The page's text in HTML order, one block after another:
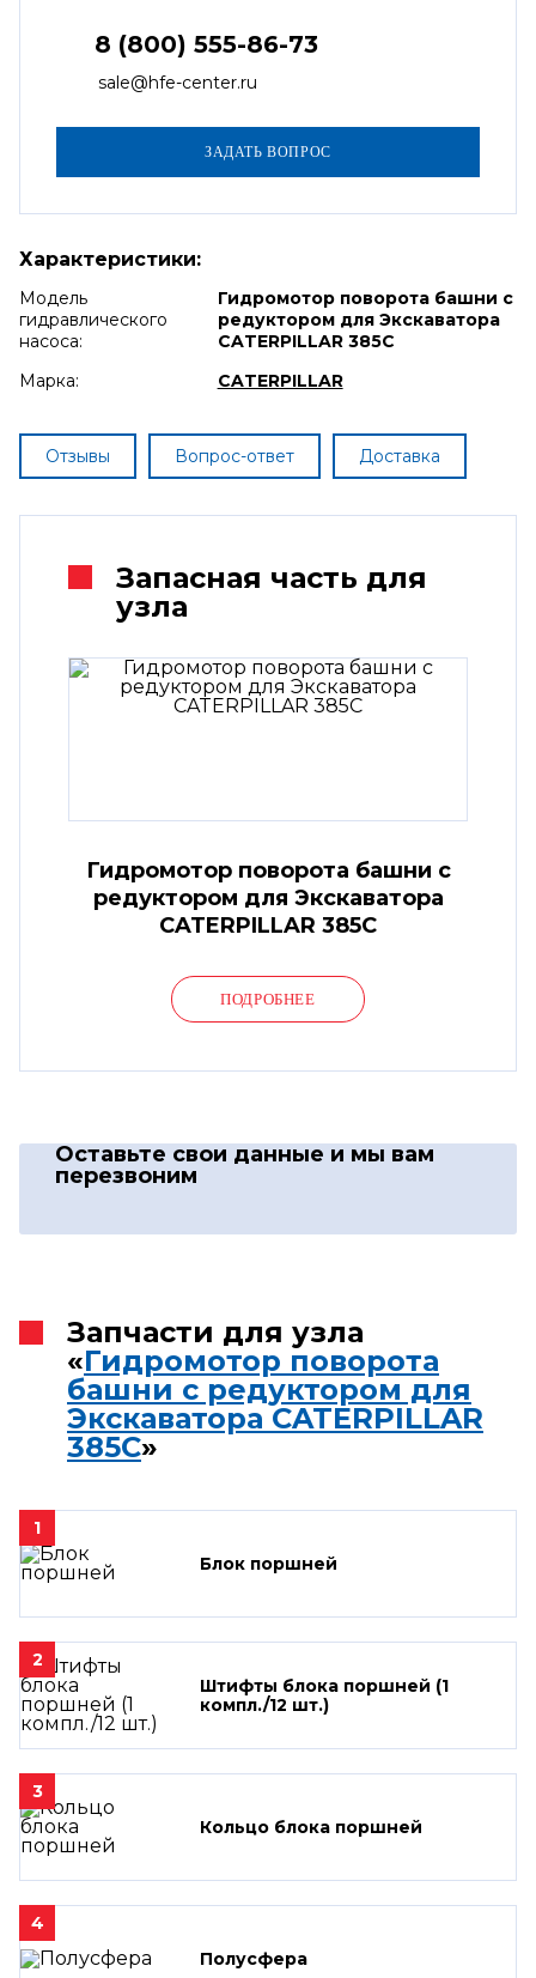
8 (800) 555-86-73
sale@hfe-center.ru
Характеристики:
Модель
гидравлического
насоса:
Гидромотор поворота башни с
редуктором для Экскаватора
CATERPILLAR 385C
Марка:
CATERPILLAR
Отзывы Вопрос-ответ Доставка
Запасная часть для
узла
Гидромотор поворота башни с
редуктором для Экскаватора
CATERPILLAR 385C
ПОДРОБНЕЕ
Оставьте свои данные и мы вам
перезвоним
Запчасти для узла
«Гидромотор поворота
башни с редуктором для
Экскаватора CATERPILLAR
385C»
1
Блок поршней
2
Штифты блока поршней (1
компл./12 шт.)
3
Кольцо блока поршней
4
Полусфера